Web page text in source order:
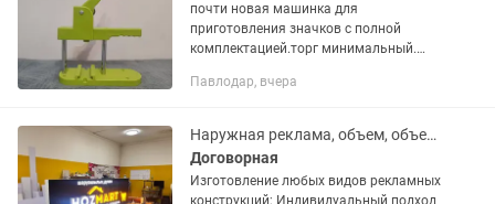
почти новая машинка для
приготовления значков с полной
комплектацией.торг минимальный.
пластиковые,бумажные и
размеров значка - части машинки...
Павлодар, вчера
Наружная реклама, объем, объемные, светящиеся буквы, лайтбоксы,вывески.
Договорная
Изготовление любых видов рекламных
конструкций; Индивидуальный подход